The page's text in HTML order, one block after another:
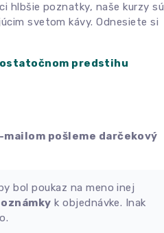
hlbšie poznatky, naše kurzy sú
svetom kávy. Odnesiete si
predstihu
pošleme darčekový
bol poukaz na meno inej
k objednávke. Inak